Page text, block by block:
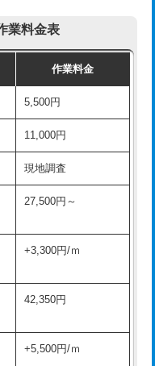
16,500円
現場見積
。
11,000円+材料費
13,200円
16,500円
16,500円
16,500円
3,300円
5,500円
11,000円
33,000円
業料金表
作業料金
5,500円
11,000円
現地調査
27,500円～
+3,300円/ｍ
42,350円
+5,500円/ｍ